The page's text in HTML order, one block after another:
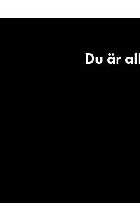
Du är